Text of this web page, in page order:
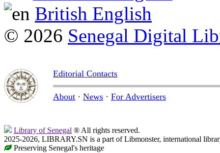
British English
© 2026 Senegal Digital
Editorial Contacts
About · News · For Advertisers
Library of Senegal ® All rights reserved.
2025-2026, LIBRARY.SN is a part of Libmonster, international
Preserving Senegal's heritage